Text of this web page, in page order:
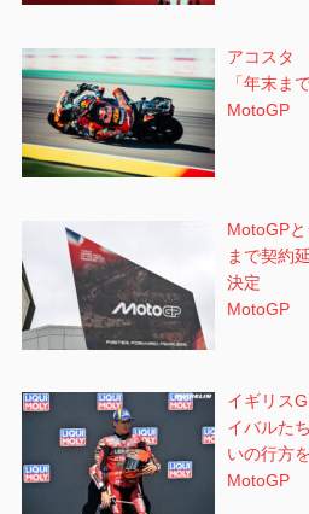
アコスタ
「年末ま
MotoGP
MotoGP
まで契約
決定
MotoGP
イギリス
イバルた
いの行方
MotoGP